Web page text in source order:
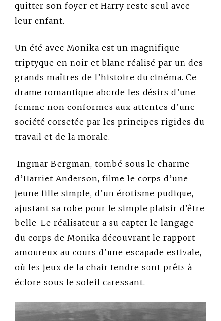
quitter son foyer et Harry reste seul avec
leur enfant.
Un été avec Monika est un magnifique
triptyque en noir et blanc réalisé par un des
grands maîtres de l’histoire du cinéma. Ce
drame romantique aborde les désirs d’une
femme non conformes aux attentes d’une
société corsetée par les principes rigides du
travail et de la morale.
Ingmar Bergman, tombé sous le charme
d’Harriet Anderson, filme le corps d’une
jeune fille simple, d’un érotisme pudique,
ajustant sa robe pour le simple plaisir d’être
belle. Le réalisateur a su capter le langage
du corps de Monika découvrant le rapport
amoureux au cours d’une escapade estivale,
où les jeux de la chair tendre sont prêts à
éclore sous le soleil caressant.